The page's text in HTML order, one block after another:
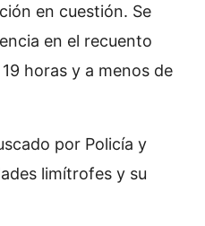
en cuestión. Se
en el recuento
horas y a menos de
por Policía y
limítrofes y su